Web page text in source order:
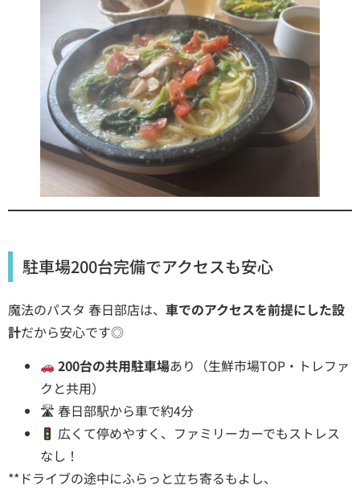
駐車場200台完備でアクセスも安心
魔法のパスタ 春日部店は、 車でのアクセスを前提にした設
計だから安心です◎
200台の共用駐車場あり（生鮮市場TOP・トレファ
クと共用）
🛣 春日部駅から車で約4分
広くて停めやすく、ファミリーカーでもストレス
なし！
**ドライブの途中にふらっと立ち寄るもよし、